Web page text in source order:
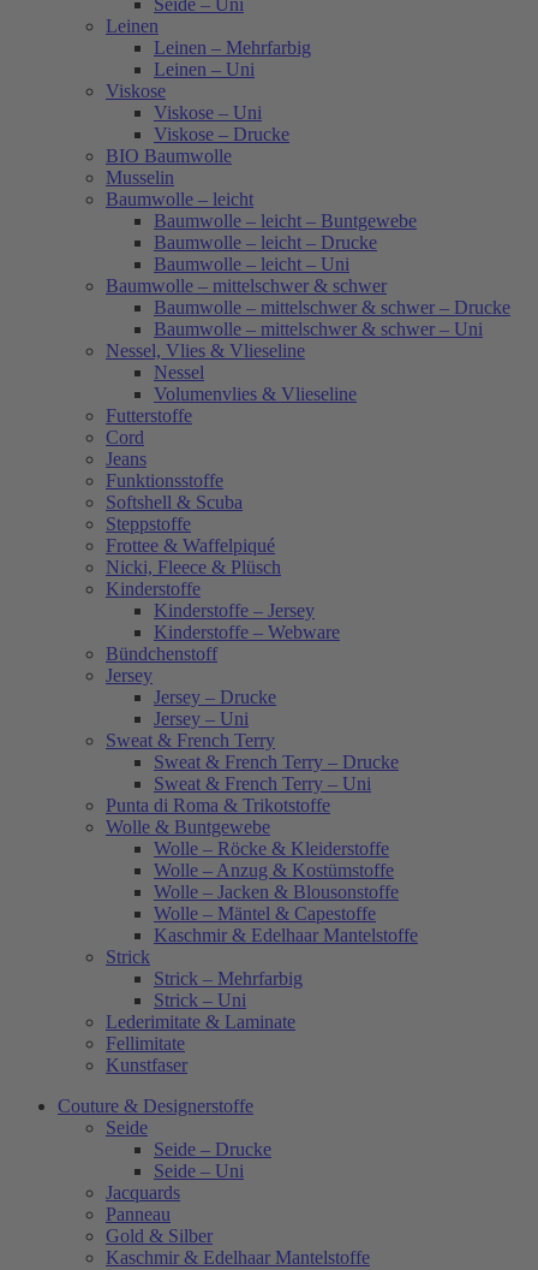
Seide – Uni
Leinen
Leinen – Mehrfarbig
Leinen – Uni
Viskose
Viskose – Uni
Viskose – Drucke
BIO Baumwolle
Musselin
Baumwolle – leicht
Baumwolle – leicht – Buntgewebe
Baumwolle – leicht – Drucke
Baumwolle – leicht – Uni
Baumwolle – mittelschwer & schwer
Baumwolle – mittelschwer & schwer – Drucke
Baumwolle – mittelschwer & schwer – Uni
Nessel, Vlies & Vlieseline
Nessel
Volumenvlies & Vlieseline
Futterstoffe
Cord
Jeans
Funktionsstoffe
Softshell & Scuba
Steppstoffe
Frottee & Waffelpiqué
Nicki, Fleece & Plüsch
Kinderstoffe
Kinderstoffe – Jersey
Kinderstoffe – Webware
Bündchenstoff
Jersey
Jersey – Drucke
Jersey – Uni
Sweat & French Terry
Sweat & French Terry – Drucke
Sweat & French Terry – Uni
Punta di Roma & Trikotstoffe
Wolle & Buntgewebe
Wolle – Röcke & Kleiderstoffe
Wolle – Anzug & Kostümstoffe
Wolle – Jacken & Blousonstoffe
Wolle – Mäntel & Capestoffe
Kaschmir & Edelhaar Mantelstoffe
Strick
Strick – Mehrfarbig
Strick – Uni
Lederimitate & Laminate
Fellimitate
Kunstfaser
Couture & Designerstoffe
Seide
Seide – Drucke
Seide – Uni
Jacquards
Panneau
Gold & Silber
Kaschmir & Edelhaar Mantelstoffe